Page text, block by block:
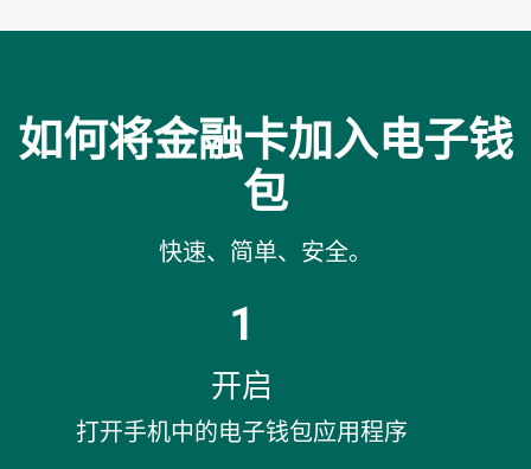
如何将金融卡加入电子钱
包
快速、简单、安全。
1
开启
打开手机中的电子钱包应用程序